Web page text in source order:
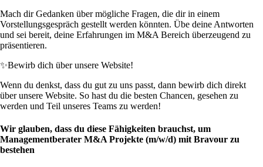
Mach dir Gedanken über mögliche Fragen, die dir in einem
Vorstellungsgespräch gestellt werden könnten. Übe deine Antworten
und sei bereit, deine Erfahrungen im M&A Bereich überzeugend zu
präsentieren.
✨Bewirb dich über unsere Website!
Wenn du denkst, dass du gut zu uns passt, dann bewirb dich direkt
über unsere Website. So hast du die besten Chancen, gesehen zu
werden und Teil unseres Teams zu werden!
Wir glauben, dass du diese Fähigkeiten brauchst, um
Managementberater M&A Projekte (m/w/d) mit Bravour zu
bestehen